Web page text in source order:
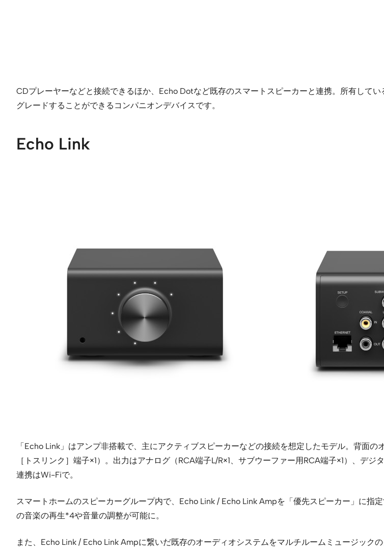
CDプレーヤーなどと接続できるほか、Echo Dotなど既存のスマートスピーカーと連携。所有して
グレードすることができるコンパニオンデバイスです。
Echo Link
「Echo Link」はアンプ非搭載で、主にアクティブスピーカーなどの接続を想定したモデル。背面
［トスリンク］端子×1）。出力はアナログ（RCA端子L/R×1、サブウーファー用RCA端子×1）、デ
連携はWi-Fiで。
スマートホームのスピーカーグループ内で、Echo Link / Echo Link Ampを「優先スピーカー」に指
の音楽の再生*4や音量の調整が可能に。
また、Echo Link / Echo Link Ampに繋いだ既存のオーディオシステムをマルチルームミュージック